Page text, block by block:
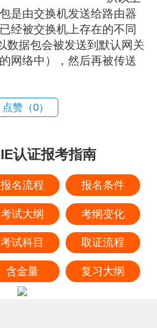
是由交换机发送给路由器
经被交换机上存在的不同
数据包会被发送到默认网关
网络中），然后再被传送
点赞（0）
认证报考指南
报名流程 报名条件
考试大纲 考纲变化
考试科目 取证流程
含金量 复习大纲